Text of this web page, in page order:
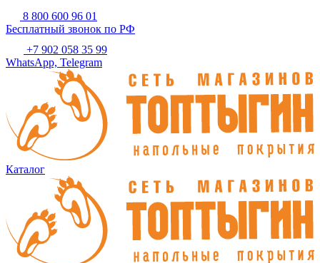
8 800 600 96 01
Бесплатный звонок по РФ
+7 902 058 35 99
WhatsApp, Telegram
Каталог